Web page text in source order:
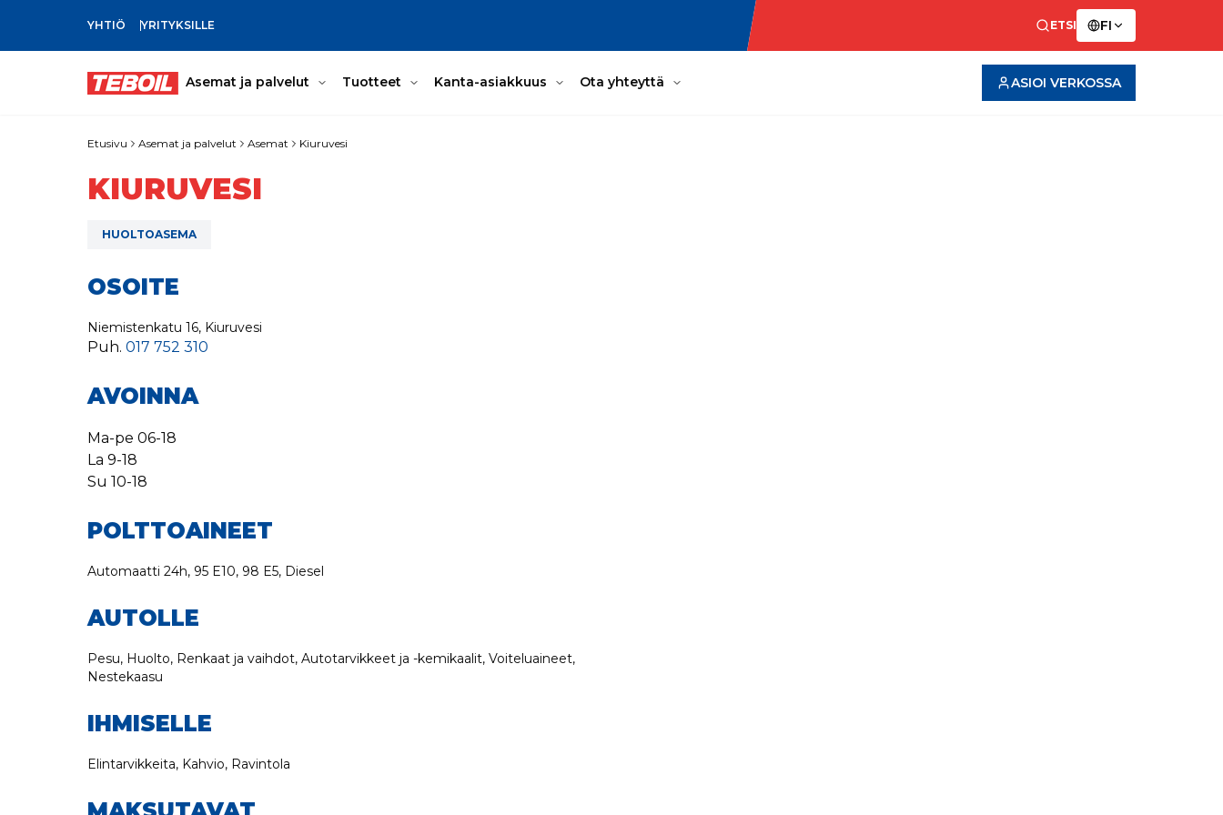
SIIRRY PÄÄSISÄLTÖÖN
YHTIÖ YRITYKSILLE ETSI FI
Asemat ja palvelut Tuotteet Kanta-asiakkuus Ota yhteyttä ASIOI VERKOSSA
Etusivu Asemat ja palvelut Asemat Kiuruvesi
KIURUVESI
HUOLTOASEMA
OSOITE
Niemistenkatu 16, Kiuruvesi
Puh. 017 752 310
AVOINNA
Ma-pe 06-18
La 9-18
Su 10-18
POLTTOAINEET
Automaatti 24h, 95 E10, 98 E5, Diesel
AUTOLLE
Pesu, Huolto, Renkaat ja vaihdot, Autotarvikkeet ja -kemikaalit, Voiteluaineet,
Nestekaasu
IHMISELLE
Elintarvikkeita, Kahvio, Ravintola